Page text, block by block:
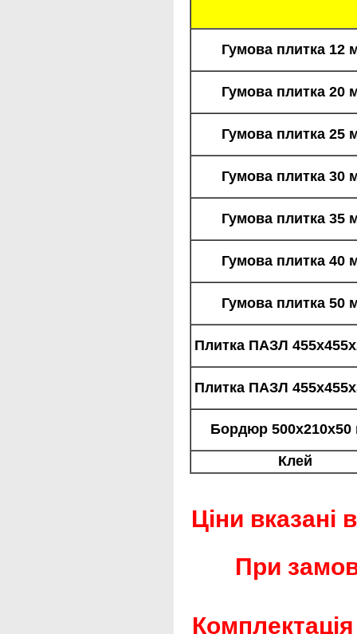
Гумова плитка 12
Гумова плитка 20
Гумова плитка 25
Гумова плитка 30
Гумова плитка 35
Гумова плитка 40
Гумова плитка 50
Плитка ПАЗЛ
Плитка ПАЗЛ
Бордюр
Клей
Ціни вказані
При